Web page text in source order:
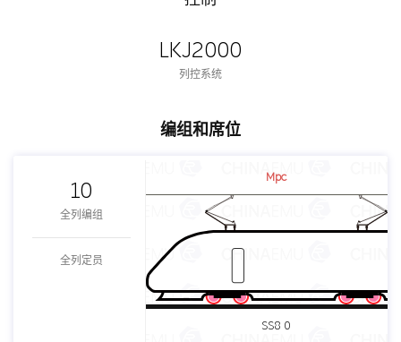
LKJ2000
列控系统
编组和席位
10
全列编组
全列定员
Mpc
SS8 0